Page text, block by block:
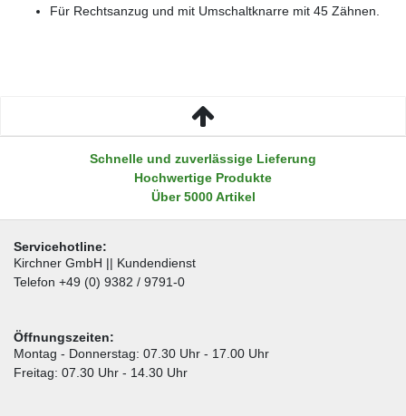
Für Rechtsanzug und mit Umschaltknarre mit 45 Zähnen.
Schnelle und zuverlässige Lieferung
Hochwertige Produkte
Über 5000 Artikel
Servicehotline:
Kirchner GmbH || Kundendienst
Telefon +49 (0) 9382 / 9791-0
Öffnungszeiten:
Montag - Donnerstag: 07.30 Uhr - 17.00 Uhr
Freitag: 07.30 Uhr - 14.30 Uhr